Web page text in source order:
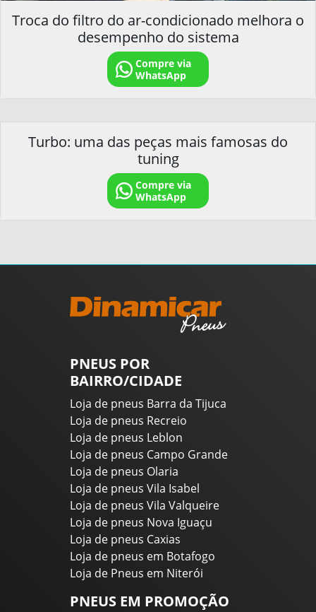
Troca do filtro do ar-condicionado melhora o
desempenho do sistema
Compre via
WhatsApp
Turbo: uma das peças mais famosas do
tuning
Compre via
WhatsApp
PNEUS POR
BAIRRO/CIDADE
Loja de pneus Barra da Tijuca
Loja de pneus Recreio
Loja de pneus Leblon
Loja de pneus Campo Grande
Loja de pneus Olaria
Loja de pneus Vila Isabel
Loja de pneus Vila Valqueire
Loja de pneus Nova Iguaçu
Loja de pneus Caxias
Loja de pneus em Botafogo
Loja de Pneus em Niterói
PNEUS EM PROMOÇÃO